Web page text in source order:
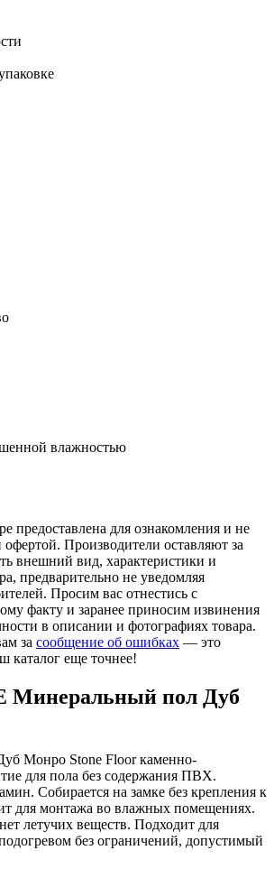
влажностью
предоставлена для ознакомления и не
офертой. Производители оставляют за
внешний вид, характеристики и
предварительно не уведомляя
Просим вас отнестись с
факту и заранее приносим извинения
в описании и фотографиях товара.
за сообщение об ошибках — это
каталог еще точнее!
пол Дуб
Монро Stone Floor каменно-
для пола без содержания ПВХ.
Собирается на замке без крепления к
для монтажа во влажных помещениях.
летучих веществ. Подходит для
без ограничений, допустимый